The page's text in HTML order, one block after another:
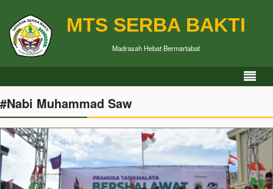
MTS SERBA BAKTI
Madrasah Hebat Bermartabat
#Nabi Muhammad Saw